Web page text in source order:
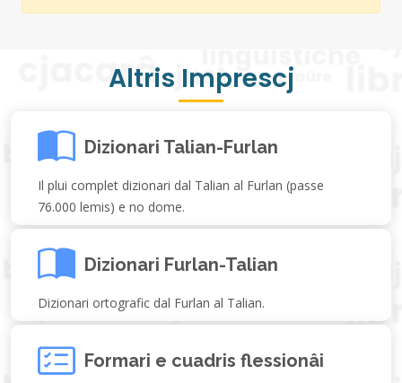
Altris Imprescj
Dizionari Talian-Furlan
Il plui complet dizionari dal Talian al Furlan (passe
76.000 lemis) e no dome.
Dizionari Furlan-Talian
Dizionari ortografic dal Furlan al Talian.
Formari e cuadris flessionâi